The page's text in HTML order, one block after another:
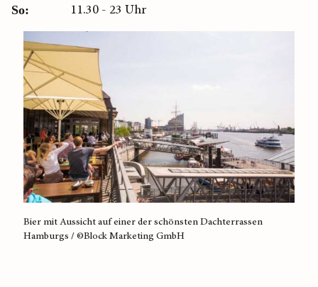
So: 11.30 - 23 Uhr
Bier mit Aussicht auf einer der schönsten Dachterrassen
Hamburgs / ©Block Marketing GmbH